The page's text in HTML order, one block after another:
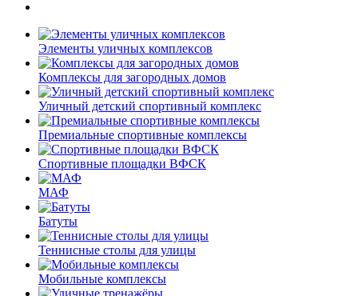
Элементы уличных комплексов
Комплексы для загородных домов
Уличный детский спортивный комплекс
Премиальные спортивные комплексы
Спортивные площадки ВФСК
МАФ
Батуты
Теннисные столы для улицы
Мобильные комплексы